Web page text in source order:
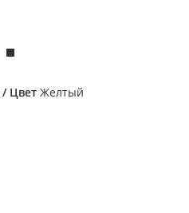
/ Цвет Желтый